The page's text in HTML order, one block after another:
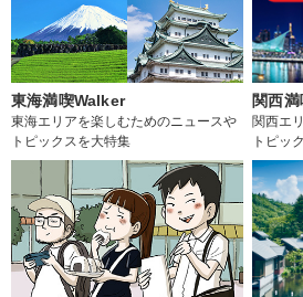
東海満喫Walker
東海エリアを楽しむためのニュースや
トピックスを大特集
関西
関西エ
トピッ